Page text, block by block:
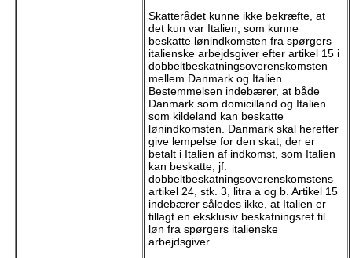
Skatterådet kunne ikke bekræfte, at
det kun var Italien, som kunne
beskatte lønindkomsten fra spørgers
italienske arbejdsgiver efter artikel 15 i
dobbeltbeskatningsoverenskomsten
mellem Danmark og Italien.
Bestemmelsen indebærer, at både
Danmark som domicilland og Italien
som kildeland kan beskatte
lønindkomsten. Danmark skal herefter
give lempelse for den skat, der er
betalt i Italien af indkomst, som Italien
kan beskatte, jf.
dobbeltbeskatningsoverenskomstens
artikel 24, stk. 3, litra a og b. Artikel 15
indebærer således ikke, at Italien er
tillagt en eksklusiv beskatningsret til
løn fra spørgers italienske
arbejdsgiver.